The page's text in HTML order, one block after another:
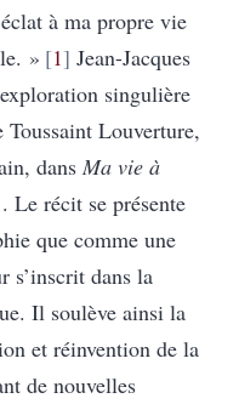
à ma propre vie
» 1 Jean-Jacques
singulière
Louverture,
dans Ma vie à
Le récit se présente
que comme une
s’inscrit dans la
Il soulève ainsi la
et réinvention de la
de nouvelles